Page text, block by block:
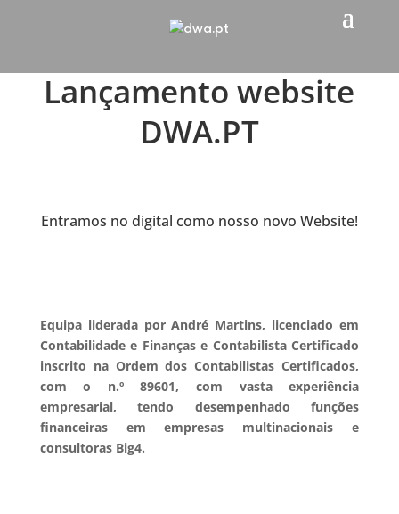
Lançamento website
DWA.PT
Entramos no digital como nosso novo Website!
Equipa liderada por André Martins, licenciado em
Contabilidade e Finanças e Contabilista Certificado
inscrito na Ordem dos Contabilistas Certificados,
com o n.º 89601, com vasta experiência
empresarial, tendo desempenhado funções
financeiras em empresas multinacionais e
consultoras Big4.